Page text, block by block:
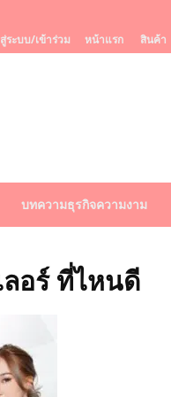
ระบบ/เข้าร่วม หน้าแรก สินค้า
บทความธุรกิจความงาม
อร์ ที่ไหนดี